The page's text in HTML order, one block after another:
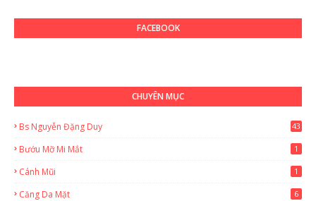
FACEBOOK
CHUYÊN MỤC
Bs Nguyễn Đặng Duy
43
Bướu Mỡ Mi Mắt 1
Cánh Mũi 1
Căng Da Mặt 6